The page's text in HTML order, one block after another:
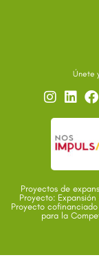
Únete
Proyectos de
Proyecto:
Proyecto
para la